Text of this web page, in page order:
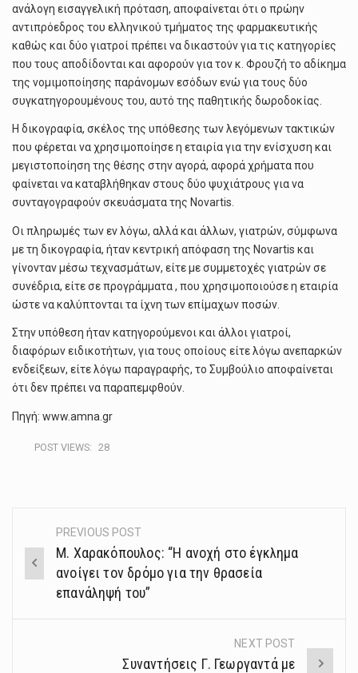
ανάλογη εισαγγελική πρόταση, αποφαίνεται ότι ο πρώην
αντιπρόεδρος του ελληνικού τμήματος της φαρμακευτικής
καθώς και δύο γιατροί πρέπει να δικαστούν για τις κατηγορίες
που τους αποδίδονται και αφορούν για τον κ. Φρουζή το αδίκημα
της νομιμοποίησης παράνομων εσόδων ενώ για τους δύο
συγκατηγορουμένους του, αυτό της παθητικής δωροδοκίας.
Η δικογραφία, σκέλος της υπόθεσης των λεγόμενων τακτικών
που φέρεται να χρησιμοποίησε η εταιρία για την ενίσχυση και
μεγιστοποίηση της θέσης στην αγορά, αφορά χρήματα που
φαίνεται να καταβλήθηκαν στους δύο ψυχιάτρους για να
συνταγογραφούν σκευάσματα της Novartis.
Οι πληρωμές των εν λόγω, αλλά και άλλων, γιατρών, σύμφωνα
με τη δικογραφία, ήταν κεντρική απόφαση της Novartis και
γίνονταν μέσω τεχνασμάτων, είτε με συμμετοχές γιατρών σε
συνέδρια, είτε σε προγράμματα , που χρησιμοποιούσε η εταιρία
ώστε να καλύπτονται τα ίχνη των επίμαχων ποσών.
Στην υπόθεση ήταν κατηγορούμενοι και άλλοι γιατροί,
διαφόρων ειδικοτήτων, για τους οποίους είτε λόγω ανεπαρκών
ενδείξεων, είτε λόγω παραγραφής, το Συμβούλιο αποφαίνεται
ότι δεν πρέπει να παραπεμφθούν.
Πηγή: www.amna.gr
POST VIEWS: 28
Post
navigation
PREVIOUS POST
Μ. Χαρακόπουλος: “Η ανοχή στο έγκλημα
ανοίγει τον δρόμο για την θρασεία
επανάληψή του”
NEXT POST
Συναντήσεις Γ. Γεωργαντά με